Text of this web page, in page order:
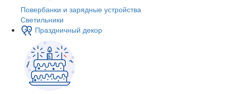
Повербанки и зарядные устройства
Светильники
Праздничный декор